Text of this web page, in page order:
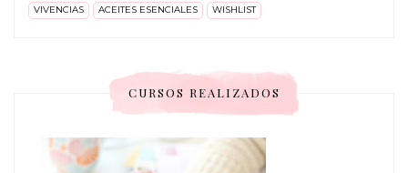
VIVENCIAS ACEITES ESENCIALES WISHLIST
CURSOS REALIZADOS